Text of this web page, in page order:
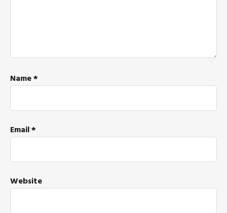
Name*
Email*
Website